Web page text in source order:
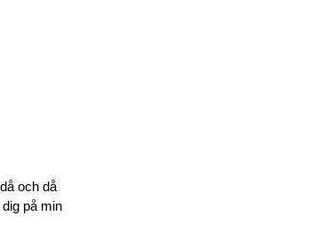
och då
på min